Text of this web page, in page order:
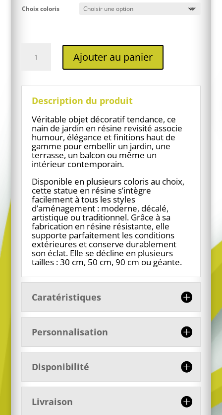
Choix coloris
design
Ajouter au panier
Description du produit
Véritable objet décoratif tendance, ce
nain de jardin en résine revisité associe
humour, élégance et finitions haut de
gamme pour embellir un jardin, une
terrasse, un balcon ou même un
intérieur contemporain.
Disponible en plusieurs coloris au choix,
cette statue en résine s’intègre
facilement à tous les styles
d’aménagement : moderne, décalé,
artistique ou traditionnel. Grâce à sa
fabrication en résine résistante, elle
supporte parfaitement les conditions
extérieures et conserve durablement
son éclat. Elle se décline en plusieurs
tailles : 30 cm, 50 cm, 90 cm ou géante.
Caratéristiques
Personnalisation
Disponibilité
Livraison